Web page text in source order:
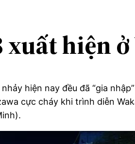
xuất hiện
hiện nay đều đã “gia
cực cháy khi trình diễn